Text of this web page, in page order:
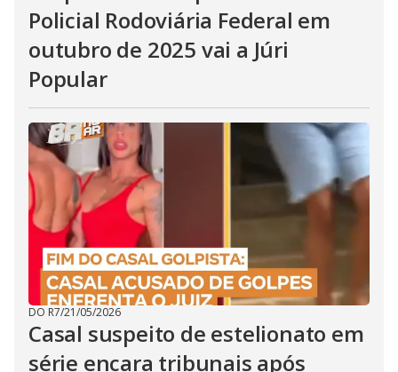
Policial Rodoviária Federal em
outubro de 2025 vai a Júri
Popular
DO R7/21/05/2026
Casal suspeito de estelionato em
série encara tribunais após